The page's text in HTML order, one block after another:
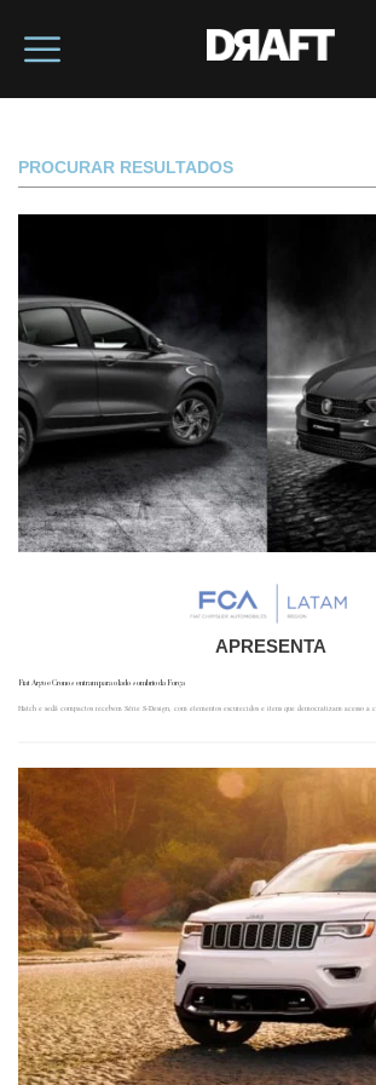
PROCURAR RESULTADOS
APRESENTA
Fiat Argo e Cronos entram para o lado sombrio da Força
Hatch e sedã compactos recebem Série S-Design, com elementos escurecidos e itens que democratizam acesso a